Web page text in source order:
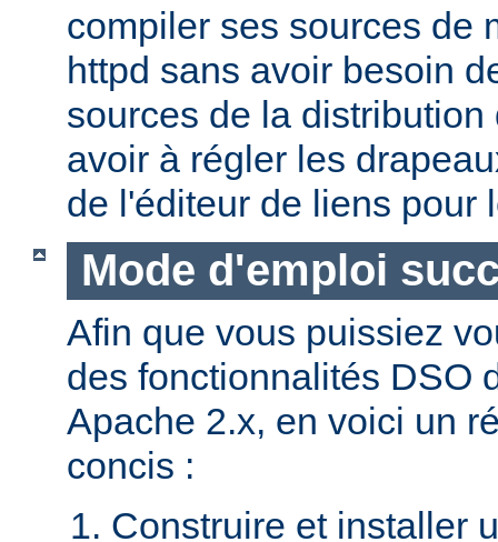
compiler ses sources de
httpd sans avoir besoin
sources de la
avoir à régler les
de l'éditeur de liens pour
Mode d'emploi
Afin que vous puissiez
des fonctionnalités DSO
Apache 2.x, en voici un
concis :
Construire et installer